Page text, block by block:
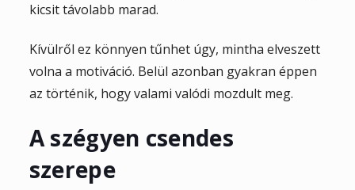
kicsit távolabb marad.
Kívülről ez könnyen tűnhet úgy, mintha elveszett
volna a motiváció. Belül azonban gyakran éppen
az történik, hogy valami valódi mozdult meg.
A szégyen csendes
szerepe